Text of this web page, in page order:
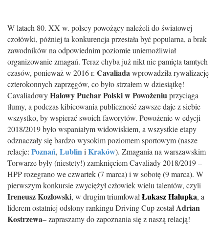
W latach 80. XX w. polscy powożący należeli do światowej
czołówki, później ta konkurencja przestała być popularna, a brak
zawodników na odpowiednim poziomie uniemożliwiał
organizowanie zmagań. Teraz chyba już nikt nie pamięta tamtych
czasów, ponieważ w 2016 r. Cavaliada wprowadziła rywalizację
czterokonnych zaprzęgów, co było strzałem w dziesiątkę!
CavaliadowyHalowy Puchar Polski w Powożeniu przyciąga
tłumy, a podczas kibicowania publiczność zawsze daje z siebie
wszystko, by wspierać swoich faworytów. Powożenie w edycji
2018/2019 było wspaniałym widowiskiem, a wszystkie etapy
odznaczały się bardzo wysokim poziomem sportowym (nasze
relacje: Poznań, Lublin i Kraków). Zmagania na warszawskim
Torwarze były (niestety!) zamknięciem Cavaliady 2018/2019 –
HPP rozegrano we czwartek (7 marca) i w sobotę (9 marca). W
pierwszym konkursie zwyciężył człowiek wielu talentów, czyli
Ireneusz Kozłowski, w drugim triumfowałŁukasz Hałupka, a
liderem ostatniej odsłony rankingu Driving Cup został Adrian
Kostrzewa– zapraszamy do zapoznania się z naszą relacją!